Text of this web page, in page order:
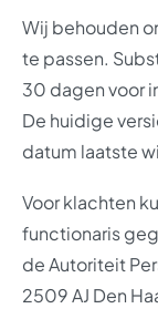
Wij behouden
te passen.
30 dagen voor
De huidige
datum laatste
Voor klachten
functionaris
de Autoriteit
2509 AJ Den